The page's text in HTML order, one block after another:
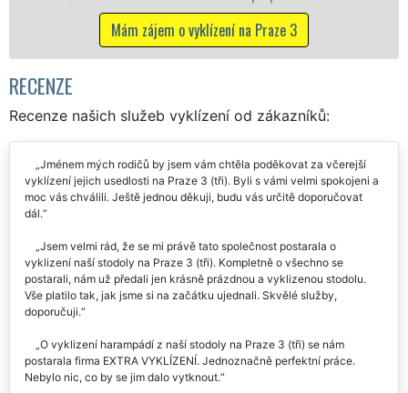
Mám zájem o vyklízení na Praze 3
RECENZE
Recenze našich služeb vyklízení od zákazníků:
Jménem mých rodičů by jsem vám chtěla poděkovat za včerejší
vyklízení jejich usedlosti na Praze 3 (tři). Byli s vámi velmi spokojeni a
moc vás chválili. Ještě jednou děkuji, budu vás určitě doporučovat
dál.
Jsem velmi rád, že se mi právě tato společnost postarala o
vyklizení naší stodoly na Praze 3 (tři). Kompletně o všechno se
postarali, nám už předali jen krásně prázdnou a vyklizenou stodolu.
Vše platilo tak, jak jsme si na začátku ujednali. Skvělé služby,
doporučuji.
O vyklizení harampádí z naší stodoly na Praze 3 (tři) se nám
postarala firma EXTRA VYKLÍZENÍ. Jednoznačně perfektní práce.
Nebylo nic, co by se jim dalo vytknout.